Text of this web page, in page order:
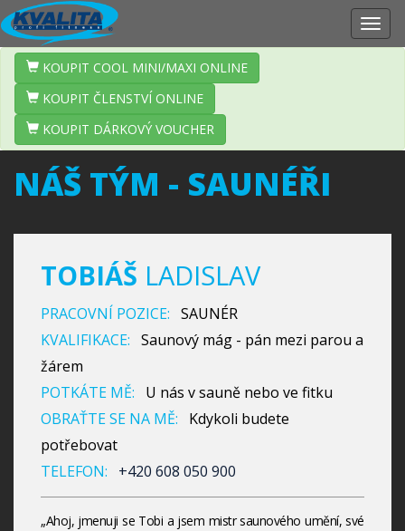
NÁŠ TÝM - SAUNÉŘI
TOBIÁŠ LADISLAV
PRACOVNÍ POZICE: SAUNÉR
KVALIFIKACE: Saunový mág - pán mezi parou a
žárem
POTKÁTE MĚ:
U nás v sauně nebo ve fitku
OBRAŤTE SE NA MĚ:
Kdykoli budete
potřebovat
TELEFON:
+420 608 050 900
„Ahoj, jmenuji se Tobi a jsem mistr saunového umění, své
KOUPIT COOL MINI/MAXI ONLINE
KOUPIT ČLENSTVÍ ONLINE
KOUPIT DÁRKOVÝ VOUCHER